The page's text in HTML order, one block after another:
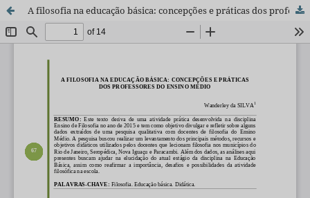
A filosofia na educação básica: concepções e práticas dos professores do ensino médio